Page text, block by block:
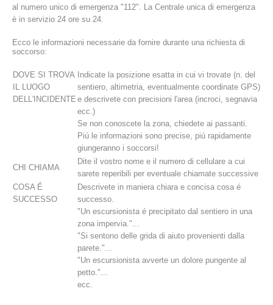
La storia
al numero unico di emergenza "112". La Centrale unica di emergenza
è in servizio 24 ore su 24.
Ecco le informazioni necessarie da fornire durante una richiesta di
soccorso:
DOVE SI TROVA
IL LUOGO
DELL'INCIDENTE
Indicate la posizione esatta in cui vi trovate (n. del
sentiero, altimetria, eventualmente coordinate GPS)
e descrivete con precisioni l'area (incroci, segnavia
ecc.)
Se non conoscete la zona, chiedete ai passanti.
Piú le informazioni sono precise, piú rapidamente
giungeranno i soccorsi!
CHI CHIAMA
Dite il vostro nome e il numero di cellulare a cui
sarete reperibili per eventuale chiamate successive
COSA É
SUCCESSO
Descrivete in maniera chiara e concisa cosa é
successo.
"Un escursionista é precipitato dal sentiero in una
zona impervia."...
"Si sentono delle grida di aiuto provenienti dalla
parete."...
"Un escursionista avverte un dolore pungente al
petto."...
ecc.